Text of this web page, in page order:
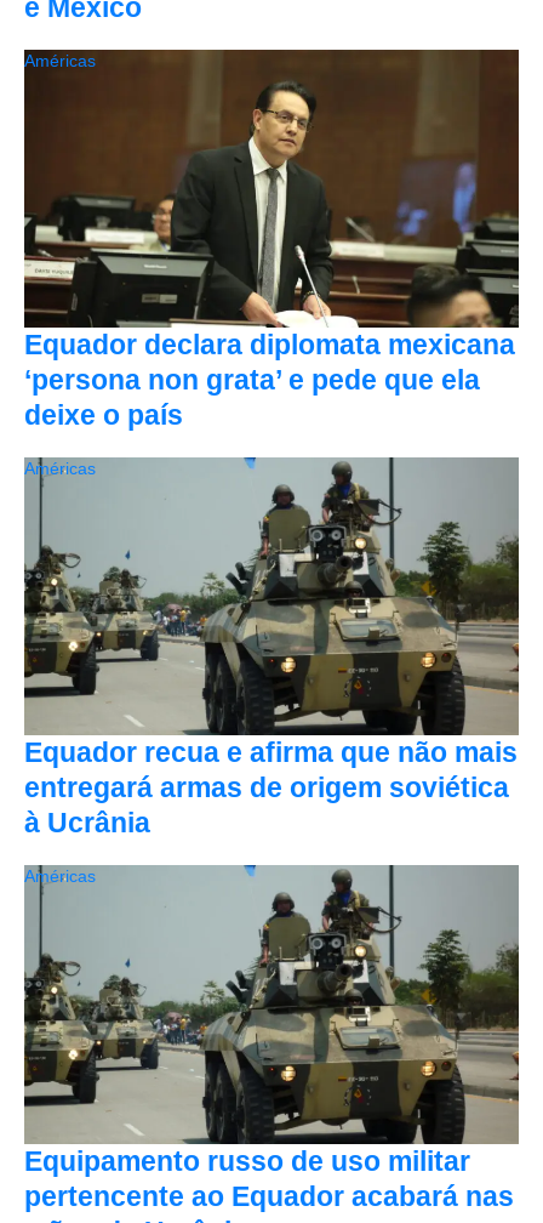
e México
Equador declara diplomata mexicana
‘persona non grata’ e pede que ela
deixe o país
Américas
Equador recua e afirma que não mais
entregará armas de origem soviética
à Ucrânia
Américas
Equipamento russo de uso militar
pertencente ao Equador acabará nas
Américas